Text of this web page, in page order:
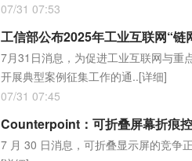
07/31 07:53
工信部公布2025年工业互联网“链
7月31日消息，为促进工业互联网与重
开展典型案例征集工作的通..[详细]
07/31 07:45
Counterpoint：可折叠屏幕折痕
7 月 30 日消息，可折叠显示屏的竞争